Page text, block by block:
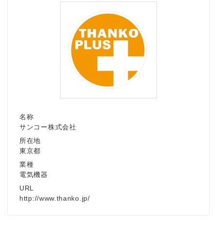
名称
サンコー株式会社
所在地
東京都
業種
電気機器
URL
http://www.thanko.jp/
Japanese
English